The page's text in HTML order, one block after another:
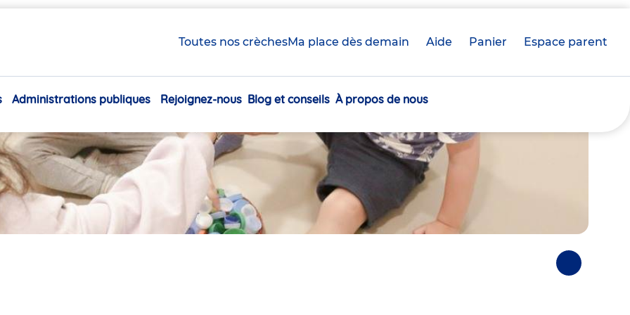
Toutes nos crèchesMa place dès demain Aide Panier crèche(s)
Espace parent
Navigation
Administrations publiques Rejoignez-nous Blog et conseils À propos de nous
Photos
suivantes